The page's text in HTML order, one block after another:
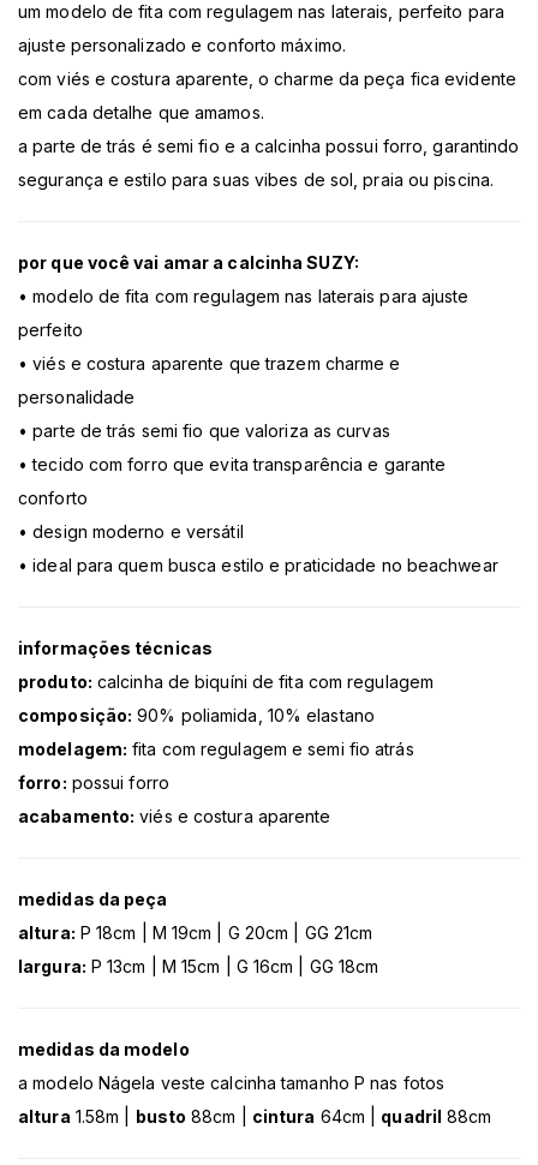
um modelo de fita com regulagem nas laterais, perfeito para
ajuste personalizado e conforto máximo.
com viés e costura aparente, o charme da peça fica evidente
em cada detalhe que amamos.
a parte de trás é semi fio e a calcinha possui forro, garantindo
segurança e estilo para suas vibes de sol, praia ou piscina.
por que você vai amar a calcinha SUZY:
• modelo de fita com regulagem nas laterais para ajuste
perfeito
• viés e costura aparente que trazem charme e
personalidade
• parte de trás semi fio que valoriza as curvas
• tecido com forro que evita transparência e garante
conforto
• design moderno e versátil
• ideal para quem busca estilo e praticidade no beachwear
informações técnicas
produto: calcinha de biquíni de fita com regulagem
composição: 90% poliamida, 10% elastano
modelagem: fita com regulagem e semi fio atrás
forro: possui forro
acabamento: viés e costura aparente
medidas da peça
altura: P 18cm | M 19cm | G 20cm | GG 21cm
largura: P 13cm | M 15cm | G 16cm | GG 18cm
medidas da modelo
a modelo Nágela veste calcinha tamanho P nas fotos
altura 1.58m | busto 88cm | cintura 64cm | quadril 88cm